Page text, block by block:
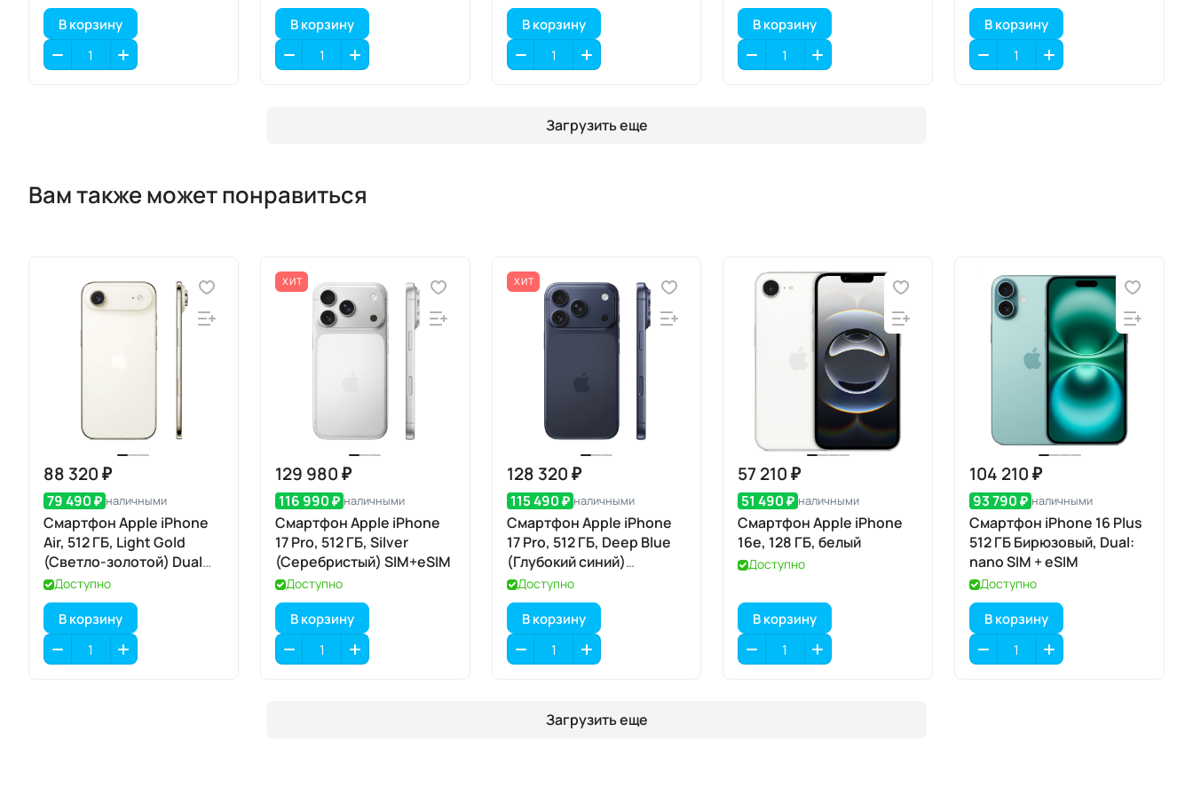
В корзину В корзину В корзину В корзину В корзину
Загрузить еще
Вам также может понравиться
88 320 ₽
79 490 ₽ наличными
Смартфон Apple iPhone
Air, 512 ГБ, Light Gold
(Светло-золотой) Dual
eSIM
Доступно
В корзину
ХИТ
129 980 ₽
116 990 ₽ наличными
Смартфон Apple iPhone
17 Pro, 512 ГБ, Silver
(Серебристый) SIM+eSIM
Доступно
В корзину
ХИТ
128 320 ₽
115 490 ₽ наличными
Смартфон Apple iPhone
17 Pro, 512 ГБ, Deep Blue
(Глубокий синий)
SIM+eSIM
Доступно
В корзину
57 210 ₽
51 490 ₽ наличными
Смартфон Apple iPhone
16e, 128 ГБ, белый
Доступно
В корзину
104 210 ₽
93 790 ₽ наличными
Смартфон iPhone 16 Plus
512 ГБ Бирюзовый, Dual:
nano SIM + eSIM
Доступно
В корзину
Загрузить еще